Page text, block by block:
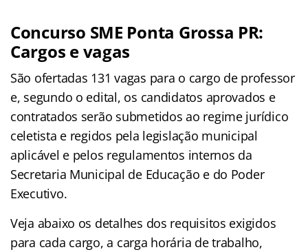
Concurso SME Ponta Grossa PR:
Cargos e vagas
São ofertadas 131 vagas para o cargo de professor
e, segundo o edital, os candidatos aprovados e
contratados serão submetidos ao regime jurídico
celetista e regidos pela legislação municipal
aplicável e pelos regulamentos internos da
Secretaria Municipal de Educação e do Poder
Executivo.
Veja abaixo os detalhes dos requisitos exigidos
para cada cargo, a carga horária de trabalho,